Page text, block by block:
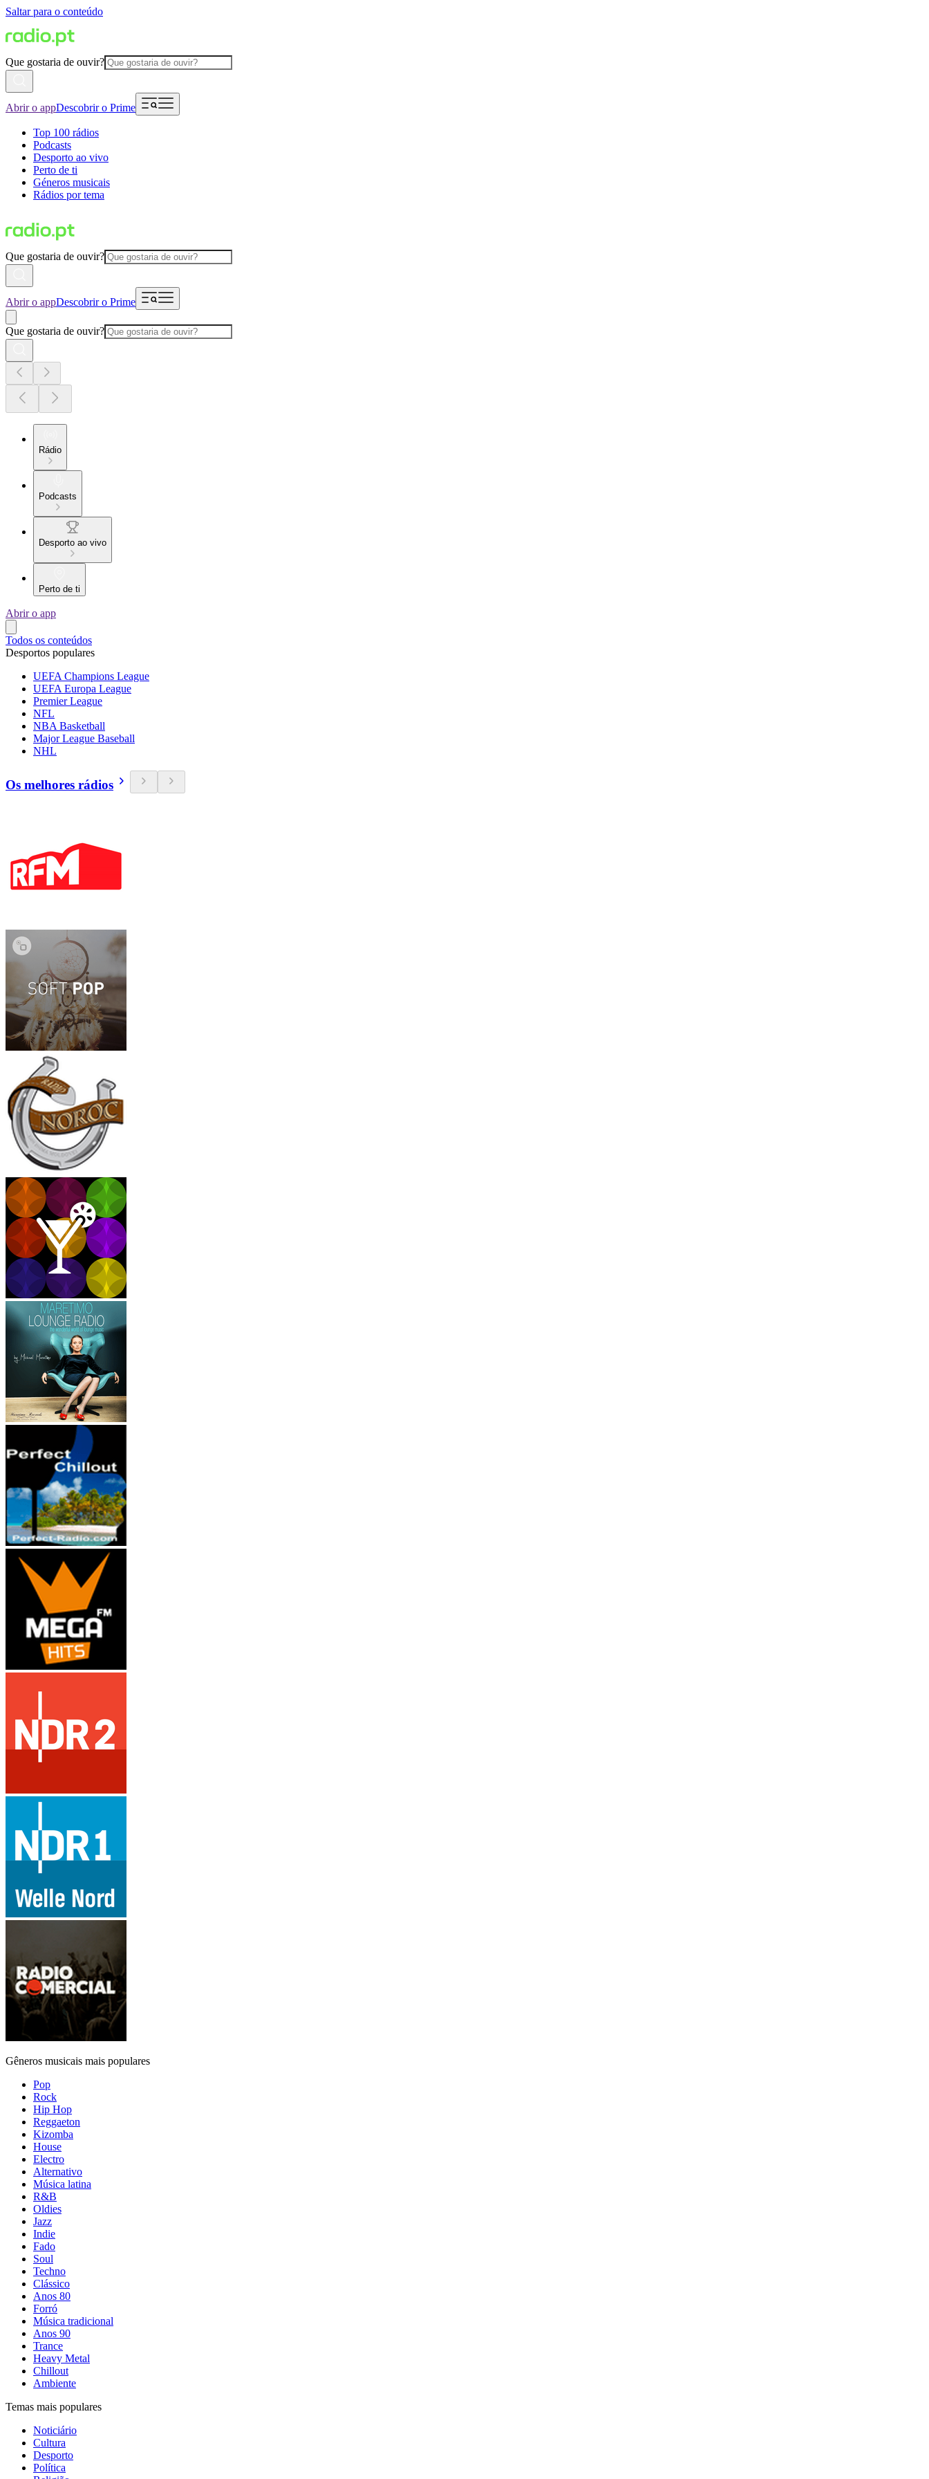
Saltar para o conteúdo
Que gostaria de ouvir?
Abrir o appDescobrir o Prime
Top 100 rádios
Podcasts
Desporto ao vivo
Perto de ti
Géneros musicais
Rádios por tema
Que gostaria de ouvir?
Abrir o appDescobrir o Prime
Que gostaria de ouvir?
Rádio
Podcasts
Desporto ao vivo
Perto de ti
Abrir o app
Todos os conteúdos
Desportos populares
UEFA Champions League
UEFA Europa League
Premier League
NFL
NBA Basketball
Major League Baseball
NHL
Os melhores rádios
Gêneros musicais mais populares
Pop
Rock
Hip Hop
Reggaeton
Kizomba
House
Electro
Alternativo
Música latina
R&B
Oldies
Jazz
Indie
Fado
Soul
Techno
Clássico
Anos 80
Forró
Música tradicional
Anos 90
Trance
Heavy Metal
Chillout
Ambiente
Temas mais populares
Noticiário
Cultura
Desporto
Política